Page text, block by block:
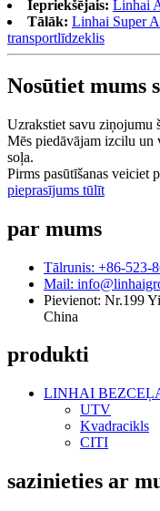
Iepriekšējais: Linhai
Tālāk: Linhai Super
transportlīdzeklis
Nosūtiet mums
Uzrakstiet savu ziņojumu
Mēs piedāvājam izcilu un
soļa.
Pirms pasūtīšanas veiciet
pieprasījums tūlīt
par mums
Tālrunis: +86-523-
Mail:
Pievienot: Nr.199
China
produkti
LINHAI
UTV
Kvadracikls
CITI
sazinieties ar